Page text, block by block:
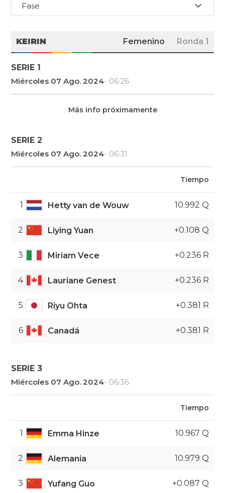
Fase
KEIRIN Femenino Ronda 1
SERIE 1
Miércoles 07 Ago. 2024- 06:26
Más info próximamente
SERIE 2
Miércoles 07 Ago. 2024- 06:31
Tiempo
1 Hetty van de Wouw 10.992 Q
2 Liying Yuan +0.108 Q
3 Miriam Vece +0.236 R
4 Lauriane Genest +0.236 R
5 Riyu Ohta +0.381 R
6 Canadá +0.381 R
SERIE 3
Miércoles 07 Ago. 2024- 06:36
Tiempo
1 Emma Hinze 10.967 Q
2 Alemania 10.979 Q
3 Yufang Guo +0.087 Q